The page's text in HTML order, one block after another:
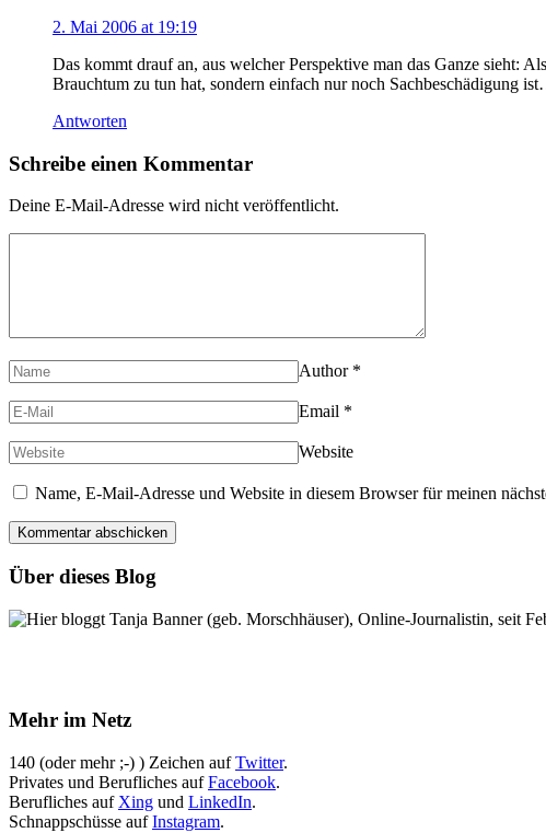
2. Mai 2006 at 19:19
Das kommt drauf an, aus welcher Perspektive man das Ganze sieht:
Brauchtum zu tun hat, sondern einfach nur noch Sachbeschädigung
Antworten
Schreibe einen Kommentar
Deine E-Mail-Adresse wird nicht veröffentlicht.
Author *
Email *
Website
Name, E-Mail-Adresse und Website in diesem Browser für meinen
Über dieses Blog
Hier bloggt Tanja Banner (geb. Morschhäuser), Online-Journalistin, seit
Mehr im Netz
140 (oder mehr ;-) ) Zeichen aufTwitter.
Privates und Berufliches aufFacebook.
Berufliches auf Xing und LinkedIn.
Schnappschüsse aufInstagram.